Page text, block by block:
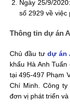
Ngày 25/9/
số 2929 về việc
Thông tin dự án
Chủ đầu tư dự án
khẩu Hà Anh
tại 495-497 Phạm
Chí Minh. Công
đơn vị phát triển